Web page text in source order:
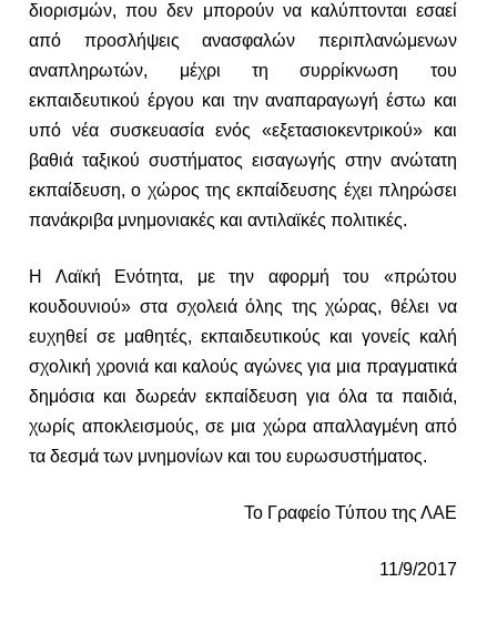
διορισμών, που δεν μπορούν να καλύπτονται εσαεί
από προσλήψεις ανασφαλών περιπλανώμενων
αναπληρωτών, μέχρι τη συρρίκνωση του
εκπαιδευτικού έργου και την αναπαραγωγή έστω και
υπό νέα συσκευασία ενός «εξετασιοκεντρικού» και
βαθιά ταξικού συστήματος εισαγωγής στην ανώτατη
εκπαίδευση, ο χώρος της εκπαίδευσης έχει πληρώσει
πανάκριβα μνημονιακές και αντιλαϊκές πολιτικές.
Η Λαϊκή Ενότητα, με την αφορμή του «πρώτου
κουδουνιού» στα σχολειά όλης της χώρας, θέλει να
ευχηθεί σε μαθητές, εκπαιδευτικούς και γονείς καλή
σχολική χρονιά και καλούς αγώνες για μια πραγματικά
δημόσια και δωρεάν εκπαίδευση για όλα τα παιδιά,
χωρίς αποκλεισμούς, σε μια χώρα απαλλαγμένη από
τα δεσμά των μνημονίων και του ευρωσυστήματος.
Το Γραφείο Τύπου της ΛΑΕ
11/9/2017